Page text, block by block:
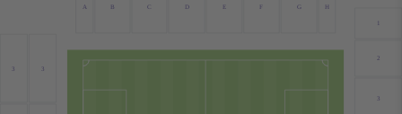
G
E
D
C
A
3
2
3
3